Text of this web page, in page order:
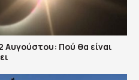
Αυγούστου: Πού θα είναι